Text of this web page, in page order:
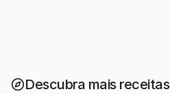
Descubra mais receitas